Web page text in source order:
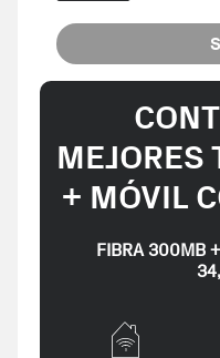
MEJORES
+ MÓVIL
FIBRA 300MB